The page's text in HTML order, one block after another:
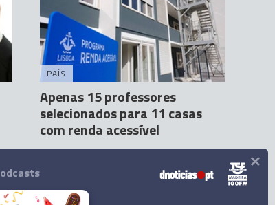
PAÍS
Apenas 15 professores
selecionados para 11 casas
com renda acessível
×